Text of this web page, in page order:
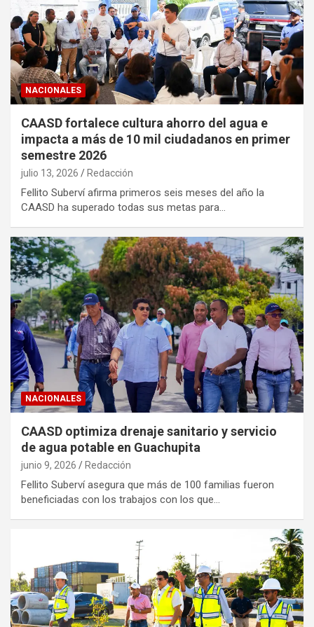
NACIONALES
CAASD fortalece cultura ahorro del agua e
impacta a más de 10 mil ciudadanos en primer
semestre 2026
julio 13, 2026 Redacción
Fellito Suberví afirma primeros seis meses del año la
CAASD ha superado todas sus metas para…
NACIONALES
CAASD optimiza drenaje sanitario y servicio
de agua potable en Guachupita
junio 9, 2026 Redacción
Fellito Suberví asegura que más de 100 familias fueron
beneficiadas con los trabajos con los que…